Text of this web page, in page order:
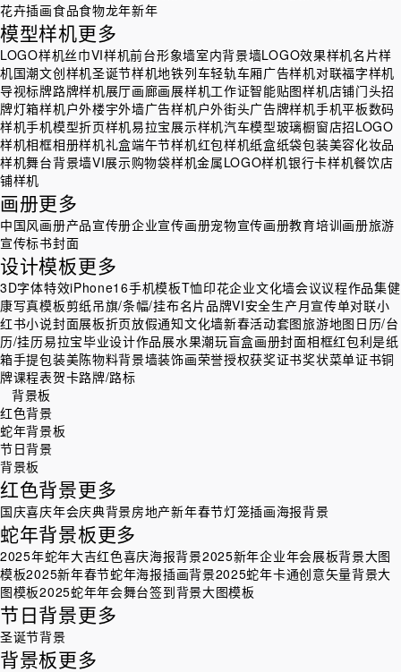
花卉插画食品食物龙年新年
模型样机更多
LOGO样机丝巾VI样机前台形象墙室内背景墙LOGO效果样机名片样
机国潮文创样机圣诞节样机地铁列车轻轨车厢广告样机对联福字样机
导视标牌路牌样机展厅画廊画展样机工作证智能贴图样机店铺门头招
牌灯箱样机户外楼宇外墙广告样机户外街头广告牌样机手机平板数码
样机手机模型折页样机易拉宝展示样机汽车模型玻璃橱窗店招LOGO
样机相框相册样机礼盒端午节样机红包样机纸盒纸袋包装美容化妆品
样机舞台背景墙VI展示购物袋样机金属LOGO样机银行卡样机餐饮店
铺样机
画册更多
中国风画册产品宣传册企业宣传画册宠物宣传画册教育培训画册旅游
宣传标书封面
设计模板更多
3D字体特效iPhone16手机模板T恤印花企业文化墙会议议程作品集健
康写真模板剪纸吊旗/条幅/挂布名片品牌VI安全生产月宣传单对联小
红书小说封面展板折页放假通知文化墙新春活动套图旅游地图 日历/台
历/挂历易拉宝毕业设计作品展水果潮玩盲盒画册封面相框红包利是纸
箱手提包装美陈物料背景墙装饰画荣誉授权获奖证书奖状菜单证书铜
牌课程表贺卡路牌/路标
背景板
红色背景
蛇年背景板
节日背景
背景板
红色背景更多
国庆喜庆年会庆典背景房地产新年春节灯笼插画海报背景
蛇年背景板更多
2025年蛇年大吉红色喜庆海报背景2025新年企业年会展板背景大图
模板2025新年春节蛇年海报插画背景2025蛇年卡通创意矢量背景大
图模板2025蛇年年会舞台签到背景大图模板
节日背景更多
圣诞节背景
背景板更多